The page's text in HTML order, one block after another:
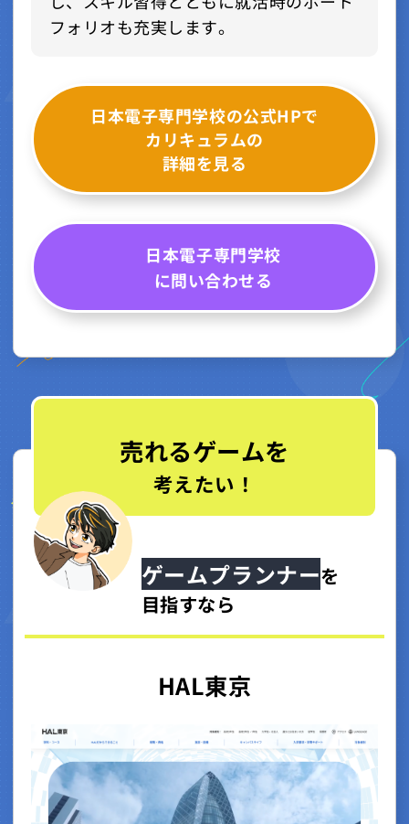
フォリオも充実します。
日本電子専門学校の公式HPで
カリキュラムの
詳細を見る
日本電子専門学校
に問い合わせる
売れるゲームを
考えたい！
ゲームプランナーを
目指すなら
HAL東京